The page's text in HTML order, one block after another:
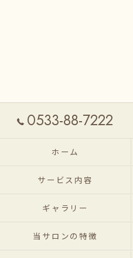
0533-88-7222
ホーム
サービス内容
ギャラリー
当サロンの特徴